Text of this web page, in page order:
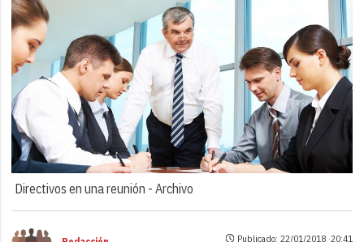
Directivos en una reunión -Archivo
Publicado: 22/01/2018 ·20:41